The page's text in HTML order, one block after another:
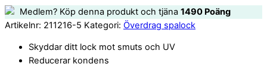
Medlem? Köp denna produkt och tjäna 1490 Poäng
Artikelnr: 211216-5 Kategori: Överdrag spalock
Skyddar ditt lock mot smuts och UV
Reducerar kondens